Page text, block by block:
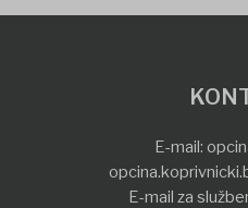
E-mail:
E-mail za